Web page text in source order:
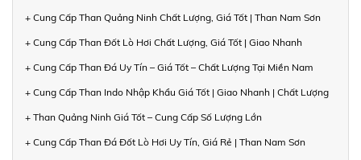
+ Cung Cấp Than Quảng Ninh Chất Lượng, Giá Tốt | Than Nam Sơn
+ Cung Cấp Than Đốt Lò Hơi Chất Lượng, Giá Tốt | Giao Nhanh
+ Cung Cấp Than Đá Uy Tín – Giá Tốt – Chất Lượng Tại Miền Nam
+ Cung Cấp Than Indo Nhập Khẩu Giá Tốt | Giao Nhanh | Chất Lượng
+ Than Quảng Ninh Giá Tốt – Cung Cấp Số Lượng Lớn
+ Cung Cấp Than Đá Đốt Lò Hơi Uy Tín, Giá Rẻ | Than Nam Sơn